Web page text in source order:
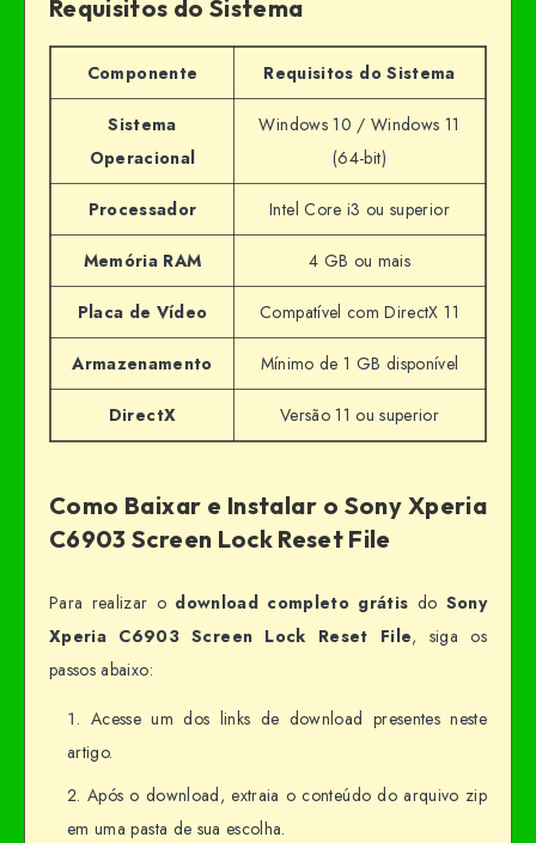
Requisitos do Sistema
Componente Requisitos do Sistema
Sistema
Operacional
Windows 10 / Windows 11
(64-bit)
Processador Intel Core i3 ou superior
Memória RAM 4 GB ou mais
Placa de Vídeo Compatível com DirectX 11
Armazenamento Mínimo de 1 GB disponível
DirectX Versão 11 ou superior
Como Baixar e Instalar o Sony Xperia
C6903 Screen Lock Reset File
Para realizar o download completo grátis do Sony
Xperia C6903 Screen Lock Reset File, siga os
passos abaixo:
Acesse um dos links de download presentes neste
artigo.
Após o download, extraia o conteúdo do arquivo zip
em uma pasta de sua escolha.